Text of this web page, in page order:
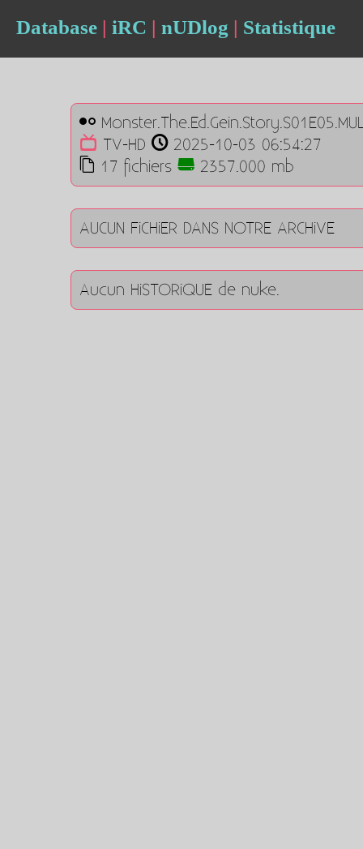
Database | iRC | nUDlog | Statistique
TV-HD
2025-10-03 06:54:27
17 fichiers
2357.000 mb
AUCUN FiCHiER DANS NOTRE ARCHiVE
Aucun HiSTORiQUE de nuke.